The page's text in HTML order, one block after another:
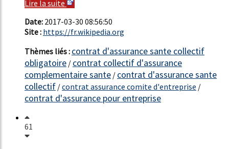
Lire la suite
Date: 2017-03-30 08:56:50
Site : https://fr.wikipedia.org
Thèmes liés : contrat d'assurance sante collectif
obligatoire / contrat collectif d'assurance
complementaire sante / contrat d'assurance sante
collectif /contrat assurance comite d'entreprise /
contrat d'assurance pour entreprise
61